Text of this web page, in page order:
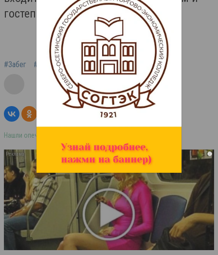
гостеприимство».
#Забег #Северная Осетия
Нашли опечатку в тексте? Выделите её и нажмите ctrl+enter
i